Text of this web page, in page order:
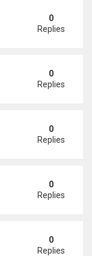
Quốc 2026
0
Replies
Mỹ
0
Replies
nhân
0
Replies
0
Replies
tuổi, phi tang xác
0
Replies